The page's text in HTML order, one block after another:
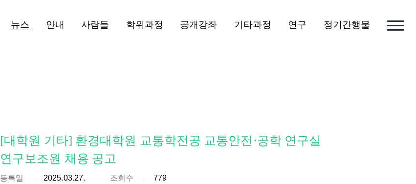
뉴스 안내 사람들 학위과정 공개강좌 기타과정 연구 정기간행물
[대학원 기타] 환경대학원 교통학전공 교통안전·공학 연구실
연구보조원 채용 공고
등록일 2025.03.27. 조회수 779